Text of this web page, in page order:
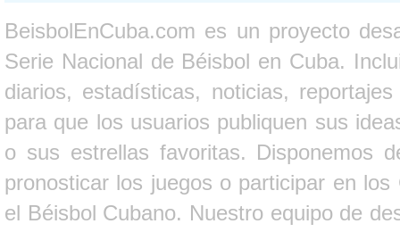
BeisbolEnCuba.com es un proyecto
Serie Nacional de Béisbol en Cuba.
diarios, estadísticas, noticias,
para que los usuarios publiquen sus
o sus estrellas favoritas. Disponemos
pronosticar los juegos o participar en
el Béisbol Cubano. Nuestro equipo de